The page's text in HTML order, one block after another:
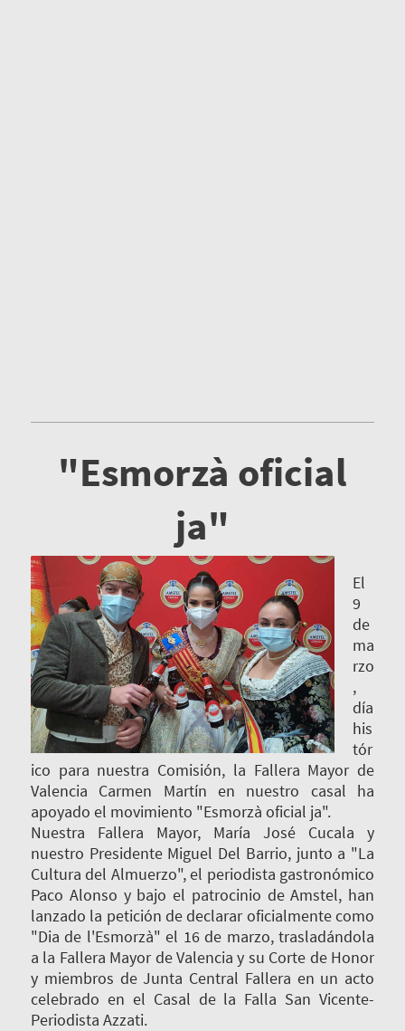
"Esmorzà oficial
ja"
El
9
de
ma
rzo
,
día
his
tór
ico para nuestra Comisión, la Fallera Mayor de
Valencia Carmen Martín en nuestro casal ha
apoyado el movimiento "Esmorzà oficial ja".
Nuestra Fallera Mayor, María José Cucala y
nuestro Presidente Miguel Del Barrio, junto a "La
Cultura del Almuerzo", el periodista gastronómico
Paco Alonso y bajo el patrocinio de Amstel, han
lanzado la petición de declarar oficialmente como
"Dia de l'Esmorzà" el 16 de marzo, trasladándola
a la Fallera Mayor de Valencia y su Corte de Honor
y miembros de Junta Central Fallera en un acto
celebrado en el Casal de la Falla San Vicente-
Periodista Azzati.